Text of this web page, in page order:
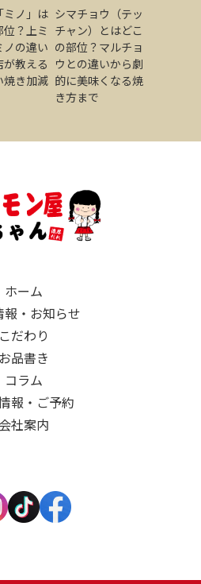
ミノ」は
位？上ミ
ノの違い
が教える
焼き加減
シマチョウ（テッ
チャン）とはどこ
の部位？マルチョ
ウとの違いから劇
的に美味くなる焼
き方まで
ホーム
報・お知らせ
こだわり
お品書き
コラム
報・ご予約
会社案内